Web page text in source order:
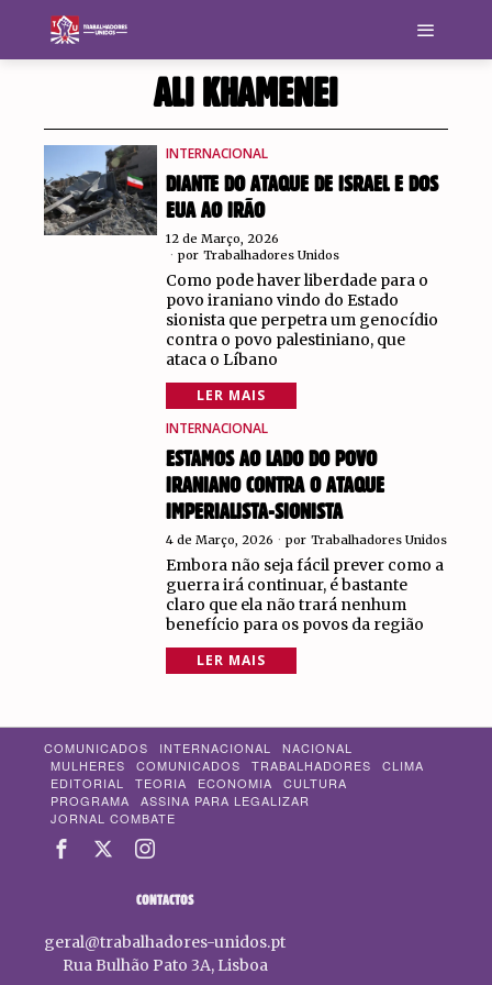
ALI KHAMENEI
INTERNACIONAL
DIANTE DO ATAQUE DE ISRAEL E DOS
EUA AO IRÃO
12 de Março, 2026
por Trabalhadores Unidos
Como pode haver liberdade para o
povo iraniano vindo do Estado
sionista que perpetra um genocídio
contra o povo palestiniano, que
ataca o Líbano
LER MAIS
INTERNACIONAL
ESTAMOS AO LADO DO POVO
IRANIANO CONTRA O ATAQUE
IMPERIALISTA-SIONISTA
4 de Março, 2026 por Trabalhadores Unidos
Embora não seja fácil prever como a
guerra irá continuar, é bastante
claro que ela não trará nenhum
benefício para os povos da região
LER MAIS
COMUNICADOS INTERNACIONAL
NACIONAL
MULHERES
COMUNICADOS TRABALHADORES
CLIMA
EDITORIAL
TEORIA ECONOMIA
CULTURA
PROGRAMA
ASSINA PARA LEGALIZAR
JORNAL COMBATE
CONTACTOS
geral@trabalhadores-unidos.pt
Rua Bulhão Pato 3A, Lisboa